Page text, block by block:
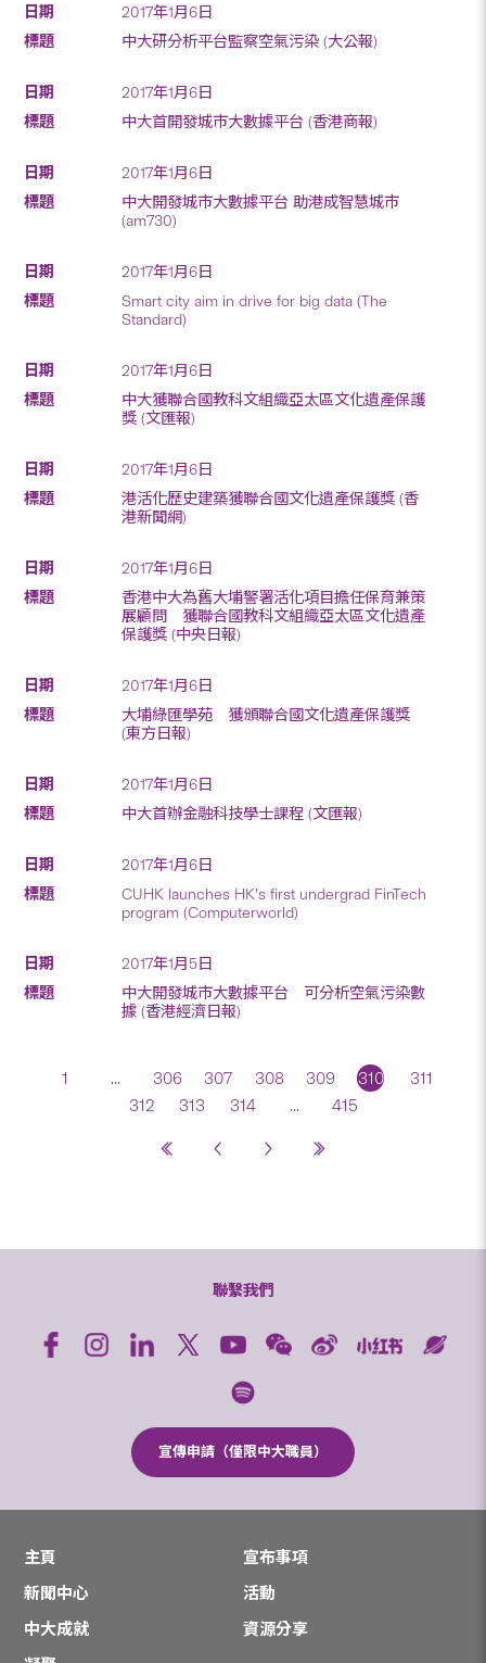
2017年1月6日
中大研分析平台監察空氣污染 (大公報)
2017年1月6日
中大首開發城市大數據平台 (香港商報)
2017年1月6日
中大開發城市大數據平台 助港成智慧城市
(am730)
2017年1月6日
Smart city aim in drive for big data (The
Standard)
2017年1月6日
中大獲聯合國教科文組織亞太區文化遺產保護
獎 (文匯報)
2017年1月6日
港活化歷史建築獲聯合國文化遺產保護獎 (香
港新聞網)
2017年1月6日
香港中大為舊大埔警署活化項目擔任保育兼策
展顧問 獲聯合國教科文組織亞太區文化遺產
保護獎 (中央日報)
2017年1月6日
大埔綠匯學苑 獲頒聯合國文化遺產保護獎
(東方日報)
2017年1月6日
中大首辦金融科技學士課程 (文匯報)
2017年1月6日
CUHK launches HK’s first undergrad FinTech
program (Computerworld)
2017年1月5日
中大開發城市大數據平台 可分析空氣污染數
據 (香港經濟日報)
1 ... 306 307 308 309 310
311
312
313 314 ... 415
聯繫我們
宣傳申請（僅限中大職員）
主頁
宣布事項
新聞中心
活動
中大成就
資源分享